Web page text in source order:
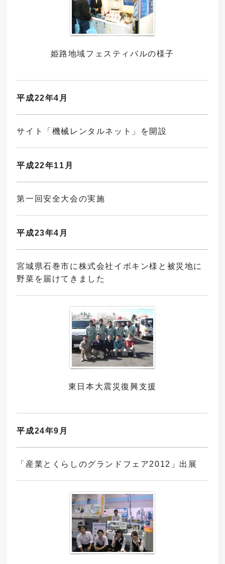
姫路地域フェスティバルの様子
平成22年4月
サイト「機械レンタルネット」を開設
平成22年11月
第一回安全大会の実施
平成23年4月
宮城県石巻市に株式会社イボキン様と被災地に
野菜を届けてきました
東日本大震災復興支援
平成24年9月
「産業とくらしのグランドフェア2012」出展